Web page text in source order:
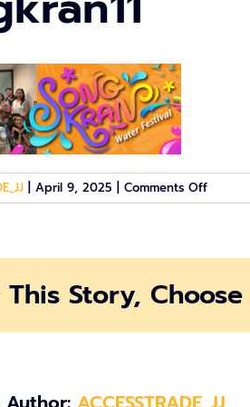
April 9, 2025 Comments Offon
This Story,